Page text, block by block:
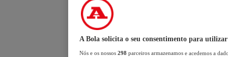
A Bola solicita o seu consentimento para utilizar
Nós e os nossos 298 parceiros armazenamos e acedemos a